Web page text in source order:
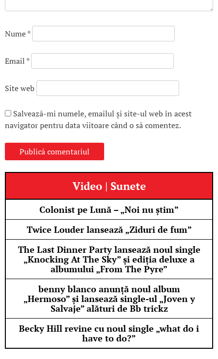
Nume*
Email *
Site web
Salvează-mi numele, emailul și site-ul web în acest
navigator pentru data viitoare când o să comentez.
Video | Sunete
Colonist pe Lună – „Noi nu știm”
Twice Louder lansează „Ziduri de fum”
The Last Dinner Party lansează noul single
„Knocking At The Sky” și ediția deluxe a
albumului „From The Pyre”
benny blanco anunță noul album
„Hermoso” și lansează single-ul „Joven y
Salvaje” alături de Bb trickz
Becky Hill revine cu noul single „what do i
have to do?”